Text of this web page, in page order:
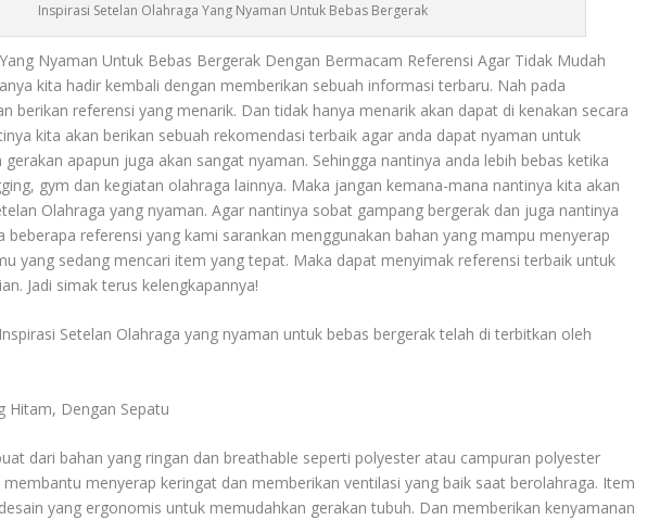
Inspirasi Setelan Olahraga Yang Nyaman Untuk Bebas Bergerak
Yang Nyaman Untuk Bebas Bergerak Dengan Bermacam Referensi Agar Tidak Mudah
kita hadir kembali dengan memberikan sebuah informasi terbaru. Nah pada
berikan referensi yang menarik. Dan tidak hanya menarik akan dapat di kenakan secara
kita akan berikan sebuah rekomendasi terbaik agar anda dapat nyaman untuk
apapun juga akan sangat nyaman. Sehingga nantinya anda lebih bebas ketika
gym dan kegiatan olahraga lainnya. Maka jangan kemana-mana nantinya kita akan
Olahraga yang nyaman. Agar nantinya sobat gampang bergerak dan juga nantinya
beberapa referensi yang kami sarankan menggunakan bahan yang mampu menyerap
yang sedang mencari item yang tepat. Maka dapat menyimak referensi terbaik untuk
Jadi simak terus kelengkapannya!
Inspirasi Setelan Olahraga yang nyaman untuk bebas bergerak telah di terbitkan oleh
Hitam, Dengan Sepatu
dari bahan yang ringan dan breathable seperti polyester atau campuran polyester
membantu menyerap keringat dan memberikan ventilasi yang baik saat berolahraga. Item
yang ergonomis untuk memudahkan gerakan tubuh. Dan memberikan kenyamanan